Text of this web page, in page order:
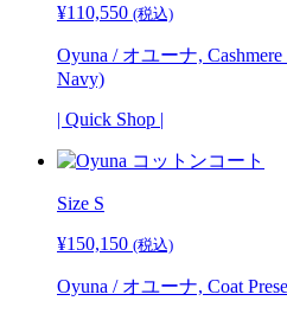
¥110,550 (税込)
Oyuna / オユーナ,
Navy)
| Quick Shop |
Size S
¥150,150 (税込)
Oyuna / オユーナ, Coat